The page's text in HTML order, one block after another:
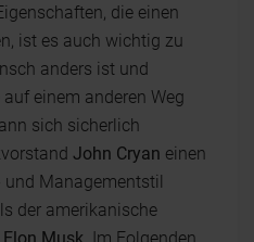
die einen
ist es auch wichtig zu
anders ist und
einem anderen Weg
sich sicherlich
John Cryan einen
Managementstil
der amerikanische